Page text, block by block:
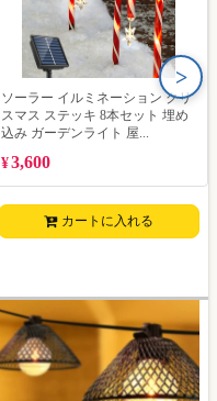
ソーラー イルミネーション クリ
スマス ステッキ 8本セット 埋め
込み ガーデンライト 屋...
¥3,600
カートに入れる
>